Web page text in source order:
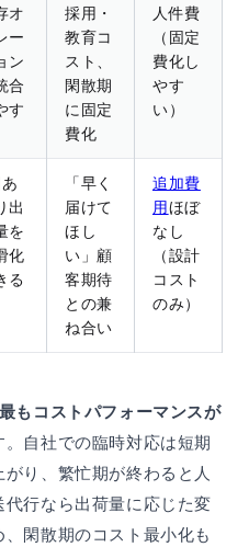
オ
ー
ン
合
す
採用・
教育コ
スト、
閑散期
に固定
費化
人件費
（固定
費化し
やす
い）
出
を
化
る
「早く
届けて
ほし
い」顧
客期待
との兼
ね合い
追加費
用ほぼ
なし
（設計
コスト
のみ）
もコストパフォーマンスが
。自社での臨時対応は短期
り、繁忙期が終わると人
行なら出荷量に応じた変
閑散期のコスト最小化も